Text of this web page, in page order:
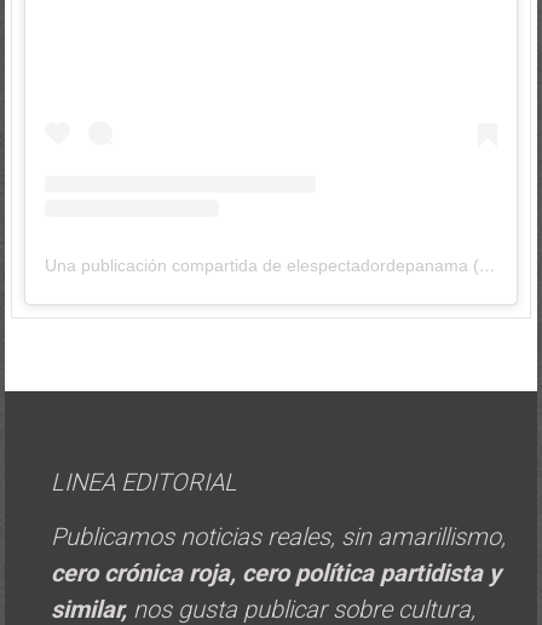
Una publicación compartida de elespectadordepanama (@elespectadordepanama)
LINEA EDITORIAL
Publicamos noticias reales, sin amarillismo,
cero crónica roja, cero política partidista y
similar, nos gusta publicar sobre cultura,